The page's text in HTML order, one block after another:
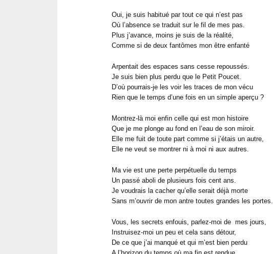
Oui, je suis habitué par tout ce qui n’est pas
Où l’absence se traduit sur le fil de mes pas.
Plus j’avance, moins je suis de la réalité,
Comme si de deux fantômes mon être enfanté
Arpentait des espaces sans cesse repoussés.
Je suis bien plus perdu que le Petit Poucet.
D’où pourrais-je les voir les traces de mon vécu
Rien que le temps d’une fois en un simple aperçu ?
Montrez-là moi enfin celle qui est mon histoire
Que je me plonge au fond en l’eau de son miroir.
Elle me fuit de toute part comme si j’étais un autre,
Elle ne veut se montrer ni à moi ni aux autres.
Ma vie est une perte perpétuelle du temps
Un passé aboli de plusieurs fois cent ans.
Je voudrais la cacher qu’elle serait déjà morte
Sans m’ouvrir de mon antre toutes grandes les portes.
Vous, les secrets enfouis, parlez-moi de mes jours,
Instruisez-moi un peu et cela sans détour,
De ce que j’ai manqué et qui m’est bien perdu